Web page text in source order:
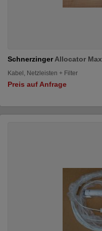
SchnerzingerAllocator Max
Kabel, Netzleisten + Filter
Preis auf Anfrage